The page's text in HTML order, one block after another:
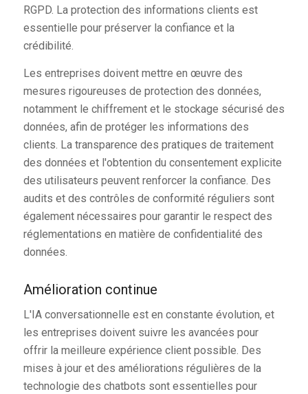
RGPD. La protection des informations clients est
essentielle pour préserver la confiance et la
crédibilité.
Les entreprises doivent mettre en œuvre des
mesures rigoureuses de protection des données,
notamment le chiffrement et le stockage sécurisé des
données, afin de protéger les informations des
clients. La transparence des pratiques de traitement
des données et l'obtention du consentement explicite
des utilisateurs peuvent renforcer la confiance. Des
audits et des contrôles de conformité réguliers sont
également nécessaires pour garantir le respect des
réglementations en matière de confidentialité des
données.
Amélioration continue
L'IA conversationnelle est en constante évolution, et
les entreprises doivent suivre les avancées pour
offrir la meilleure expérience client possible. Des
mises à jour et des améliorations régulières de la
technologie des chatbots sont essentielles pour